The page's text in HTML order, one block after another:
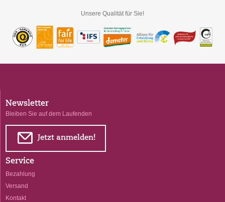
Unsere Qualität für Sie!
Newsletter
Bleiben Sie auf dem Laufenden
E Jetzt anmelden!
Service
Bezahlung
Versand
Kontakt